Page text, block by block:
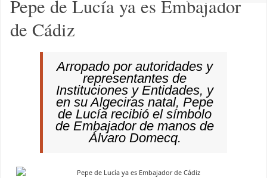
Pepe de Lucía ya es Embajador
de Cádiz
Arropado por autoridades y
representantes de
Instituciones y Entidades, y
en su Algeciras natal, Pepe
de Lucía recibió el símbolo
de Embajador de manos de
Álvaro Domecq.